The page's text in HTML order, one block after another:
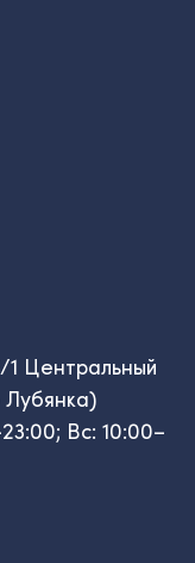
1 Центральный
Вс: 10:00–